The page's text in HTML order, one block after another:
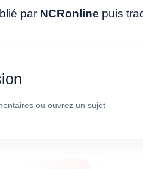
par NCRonline puis
ou ouvrez un sujet